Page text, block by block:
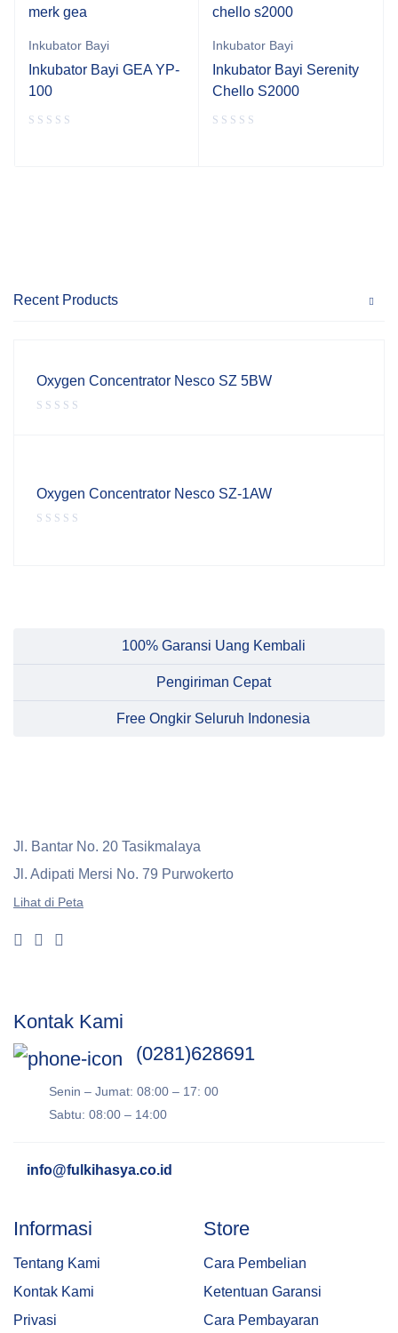
Recent Products
Oxygen Concentrator Nesco SZ 5BW
Oxygen Concentrator Nesco SZ-1AW
Inkubator Bayi
Inkubator Bayi GEA YP-
100
Inkubator Bayi
Inkubator Bayi Serenity
Chello S2000
100% Garansi Uang Kembali
Pengiriman Cepat
Free Ongkir Seluruh Indonesia
Jl. Bantar No. 20 Tasikmalaya
Jl. Adipati Mersi No. 79 Purwokerto
Lihat di Peta
Kontak Kami
(0281)628691
Senin – Jumat: 08:00 – 17: 00
Sabtu: 08:00 – 14:00
info@fulkihasya.co.id
Informasi
Tentang Kami
Kontak Kami
Privasi
Store
Cara Pembelian
Ketentuan Garansi
Cara Pembayaran